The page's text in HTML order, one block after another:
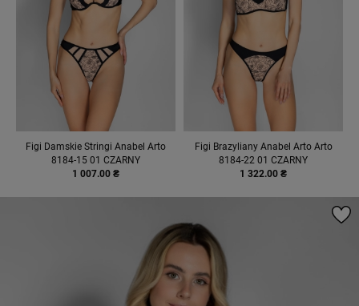
Figi Damskie Stringi Anabel Arto
8184-15 01 CZARNY
1 007.00 ₴
Figi Brazyliany Anabel Arto Arto
8184-22 01 CZARNY
1 322.00 ₴